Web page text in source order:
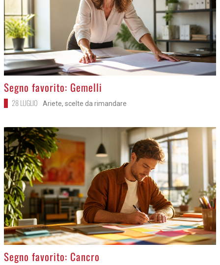
>
Segno favorito: Gemelli
28 LUGLIO Ariete, scelte da rimandare
>
Segno favorito: Cancro